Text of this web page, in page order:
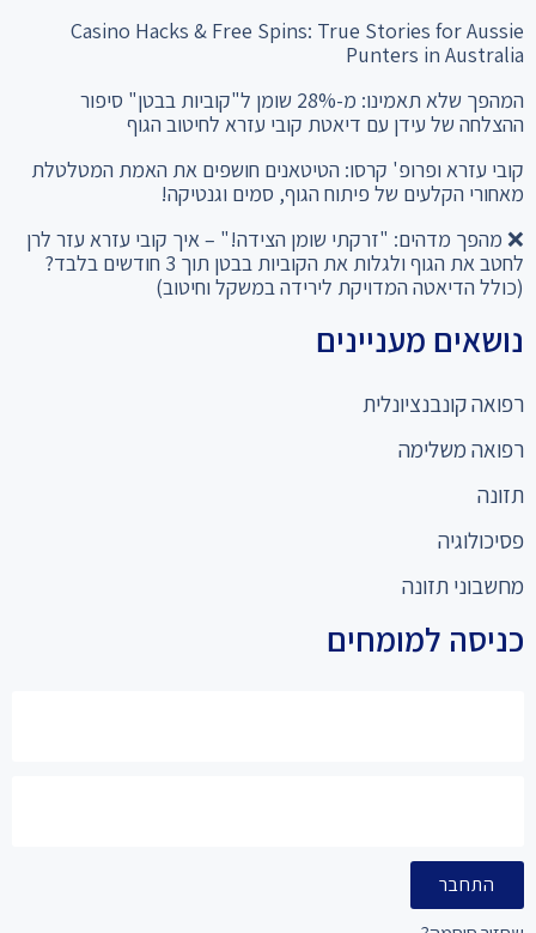
Casino Hacks & Free Spins: True Stories for Aussie
Punters in Australia
המהפך שלא תאמינו: מ-28% שומן ל"קוביות בבטן" סיפור
ההצלחה של עידן עם דיאטת קובי עזרא לחיטוב הגוף
קובי עזרא ופרופ' קרסו: הטיטאנים חושפים את האמת המטלטלת
מאחורי הקלעים של פיתוח הגוף, סמים וגנטיקה!
❌ מהפך מדהים: "זרקתי שומן הצידה!" – איך קובי עזרא עזר לרן
לחטב את הגוף ולגלות את הקוביות בבטן תוך 3 חודשים בלבד?
(כולל הדיאטה המדויקת לירידה במשקל וחיטוב)
נושאים מעניינים
רפואה קונבנציונלית
רפואה משלימה
תזונה
פסיכולוגיה
מחשבוני תזונה
כניסה למומחים
התחבר